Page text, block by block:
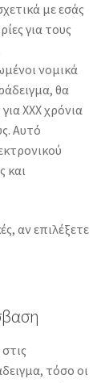
με εσάς
για τους
νομικά
θα
XXX χρόνια
Αυτό
και
αν επιλέξετε
τόσο οι